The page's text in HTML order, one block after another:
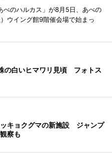
べのハルカス」が8月5日、あべの
ウイング館9階催会場で始まっ
の白いヒマワリ見頃 フォトス
キョクグマの新施設 ジャンプ
察も